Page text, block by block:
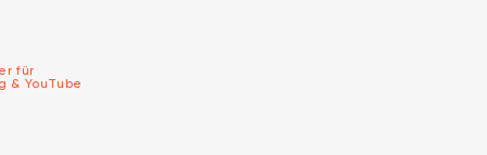
für
& YouTube